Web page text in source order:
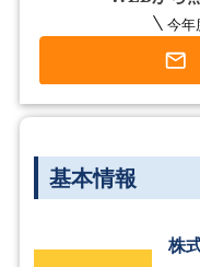
今年
基本情報
株